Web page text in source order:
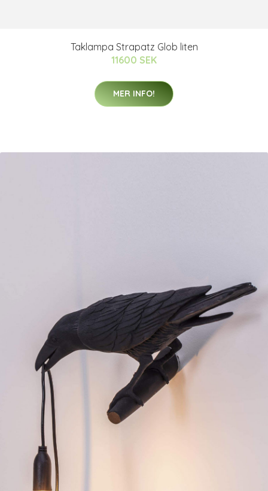
Taklampa Strapatz Glob liten
11600 SEK
MER INFO!